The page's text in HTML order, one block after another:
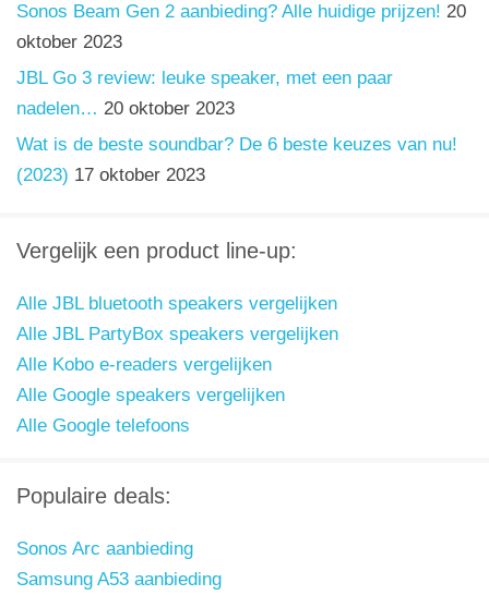
Sonos Beam Gen 2 aanbieding? Alle huidige prijzen! 20
oktober 2023
JBL Go 3 review: leuke speaker, met een paar
nadelen… 20 oktober 2023
Wat is de beste soundbar? De 6 beste keuzes van nu!
(2023) 17 oktober 2023
Vergelijk een product line-up:
Alle JBL bluetooth speakers vergelijken
Alle JBL PartyBox speakers vergelijken
Alle Kobo e-readers vergelijken
Alle Google speakers vergelijken
Alle Google telefoons
Populaire deals:
Sonos Arc aanbieding
Samsung A53 aanbieding